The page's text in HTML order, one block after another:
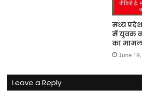
मध्य
में युवक
का
June
Leave a Reply